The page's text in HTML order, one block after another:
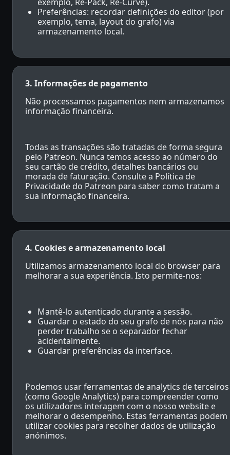
Preferências: recordar definições do editor (por
exemplo, tema, layout do grafo) via
armazenamento local.
3. Informações de pagamento
Não processamos pagamentos nem armazenamos
informação financeira.
Todas as transações são tratadas de forma segura
pelo Patreon. Nunca temos acesso ao número do
seu cartão de crédito, detalhes bancários ou
morada de faturação. Consulte a Política de
Privacidade do Patreon para saber como tratam a
sua informação financeira.
4. Cookies e armazenamento local
Utilizamos armazenamento local do browser para
melhorar a sua experiência. Isto permite-nos:
Mantê-lo autenticado durante a sessão.
Guardar o estado do seu grafo de nós para não
perder trabalho se o separador fechar
acidentalmente.
Guardar preferências da interface.
Podemos usar ferramentas de analytics de terceiros
(como Google Analytics) para compreender como
os utilizadores interagem com o nosso website e
melhorar o desempenho. Estas ferramentas podem
utilizar cookies para recolher dados de utilização
anónimos.